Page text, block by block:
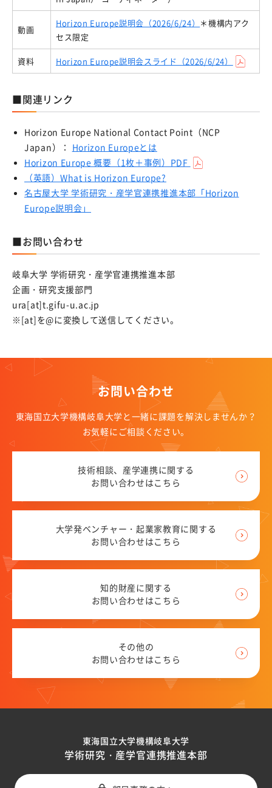
東海国立大学機構Tokai Open Innovation Complex岐
岐阜大学発ベンチャー
機器共同利用サービス
岐阜大学協力会
東海国立大学機構スタートアップ統括室
知的財産マネジメント
知的財産（特許など）に関することを知りたい方
研究段階から出願まで
知的財産マネジメントQ＆A
お問い合わせ・アクセス
アクセス
よくある質問
様式ダウンロード
アクセス
岐阜大学の研究に寄附をする
動画
Horizon Europe説明会（2026/6/24） ＊機構内アク
セス限定
資料 Horizon Europe説明会スライド（2026/6/24）
■関連リンク
Horizon Europe National Contact Point（NCP
Japan）： Horizon Europeとは
Horizon Europe 概要（1枚＋事例）PDF
（英語）What is Horizon Europe?
名古屋大学 学術研究・産学官連携推進本部「Horizon
Europe説明会」
■お問い合わせ
岐阜大学 学術研究・産学官連携推進本部
企画・研究支援部門
ura[at]t.gifu-u.ac.jp
※[at]を@に変換して送信してください。
お問い合わせ
東海国立大学機構岐阜大学と一緒に課題を解決しませんか？
お気軽にご相談ください。
技術相談、産学連携に関する
お問い合わせはこちら
大学発ベンチャー・起業家教育に関する
お問い合わせはこちら
知的財産に関する
お問い合わせはこちら
その他の
お問い合わせはこちら
東海国立大学機構岐阜大学
学術研究・産学官連携推進本部